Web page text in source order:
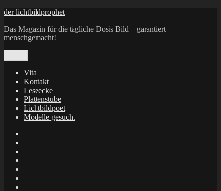
Zum
springen
der lichtbildprophet
Das Magazin für die tägliche Dosis Bild – garantiert
menschgemacht!
Vita
Kontakt
Leseecke
Plattenstube
Lichtbildpoet
Modelle gesucht